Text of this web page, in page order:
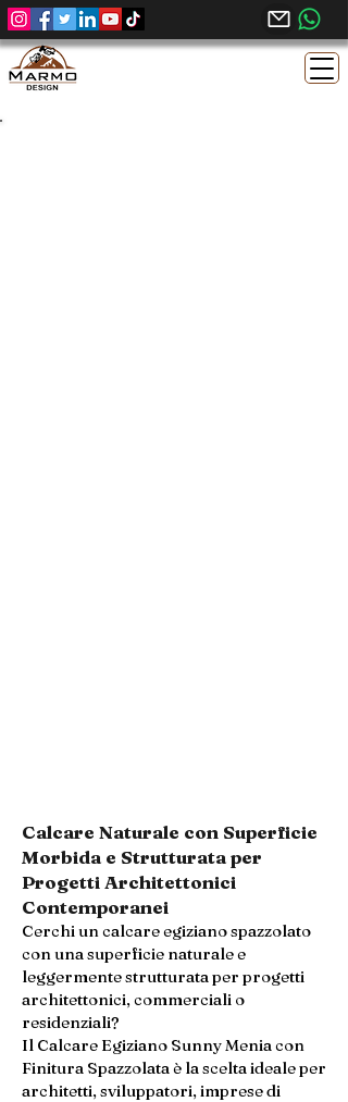
Calcare Naturale con Superficie
Morbida e Strutturata per
Progetti Architettonici
Contemporanei
Cerchi un calcare egiziano spazzolato
con una superficie naturale e
leggermente strutturata per progetti
architettonici, commerciali o
residenziali?
Il Calcare Egiziano Sunny Menia con
Finitura Spazzolata è la scelta ideale per
architetti, sviluppatori, imprese di